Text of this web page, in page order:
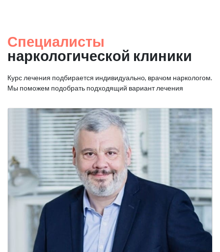
Специалисты
наркологической клиники
Курс лечения подбирается индивидуально, врачом наркологом.
Мы поможем подобрать подходящий вариант лечения